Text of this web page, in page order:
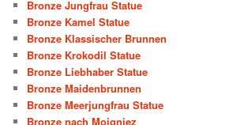
Bronze Jungfrau Statue
Bronze Kamel Statue
Bronze Klassischer Brunnen
Bronze Krokodil Statue
Bronze Liebhaber Statue
Bronze Maidenbrunnen
Bronze Meerjungfrau Statue
Bronze nach Moigniez